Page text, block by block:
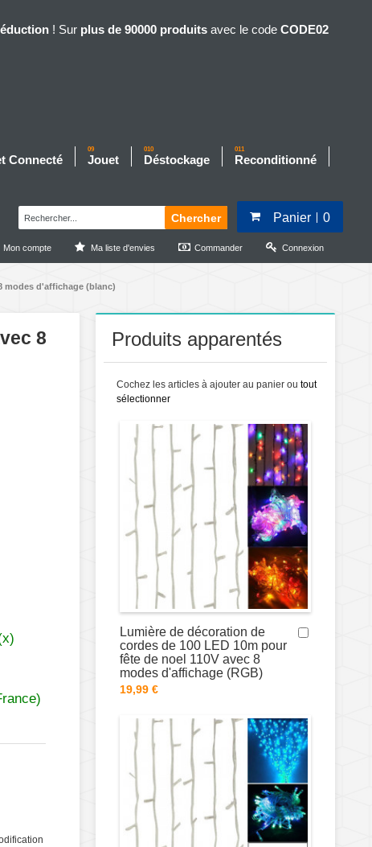
! Sur plus de 90000 produits avec le code CODE02
Connecté
09
Jouet
010
Déstockage
011
Reconditionné
Panier
0
Chercher
Mon compte Ma liste d'envies Commander Connexion
modes d'affichage (blanc)
8
Produits apparentés
Cochez les articles à ajouter au panier ou tout
sélectionner
Lumière de décoration de
cordes de 100 LED 10m pour
fête de noel 110V avec 8
modes d'affichage (RGB)
19,99 €